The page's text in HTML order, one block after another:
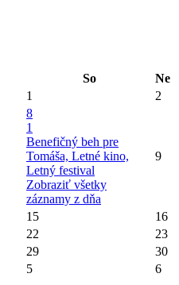
So
Ne
1 2
8
1
Benefičný beh pre
Tomáša, Letné kino,
Letný festival
Zobraziť všetky
záznamy z dňa
9
15
16
22
23
29
30
5 6